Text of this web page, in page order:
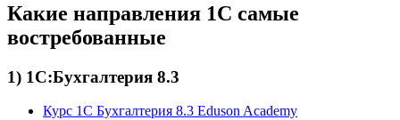
Какие направления 1С самые
востребованные
1) 1С:Бухгалтерия 8.3
Курс 1С Бухгалтерия 8.3 Eduson Academy